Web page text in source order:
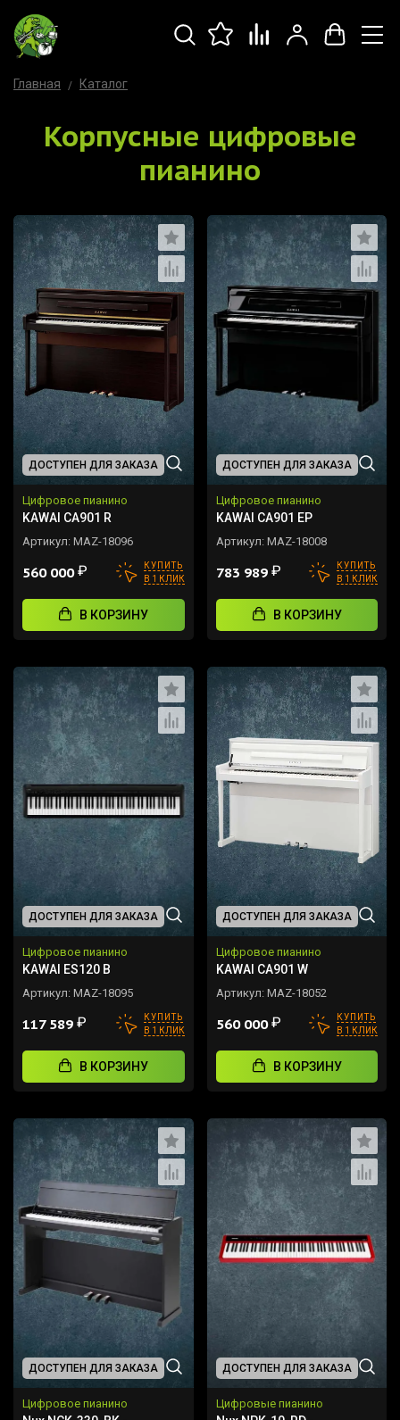
Главная Каталог
Корпусные цифровые
пианино
ДОСТУПЕН ДЛЯ ЗАКАЗА
Цифровое пианино
KAWAI CA901 R
Артикул: MAZ-18096
560 000₽
КУПИТЬ
В 1 КЛИК
В КОРЗИНУ
ДОСТУПЕН ДЛЯ ЗАКАЗА
Цифровое пианино
KAWAI CA901 EP
Артикул: MAZ-18008
783 989 ₽
КУПИТЬ
В 1 КЛИК
В КОРЗИНУ
ДОСТУПЕН ДЛЯ ЗАКАЗА
Цифровое пианино
KAWAI ES120 B
Артикул: MAZ-18095
117 589 ₽
КУПИТЬ
В 1 КЛИК
В КОРЗИНУ
ДОСТУПЕН ДЛЯ ЗАКАЗА
Цифровое пианино
KAWAI CA901 W
Артикул: MAZ-18052
560 000₽
КУПИТЬ
В 1 КЛИК
В КОРЗИНУ
ДОСТУПЕН ДЛЯ ЗАКАЗА
Цифровое пианино
ДОСТУПЕН ДЛЯ ЗАКАЗА
Цифровые пианино